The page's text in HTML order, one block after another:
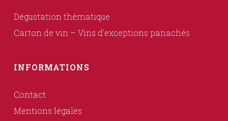
Dégustation thématique
Carton de vin – Vins d’exceptions panachés
INFORMATIONS
Contact
Mentions légales